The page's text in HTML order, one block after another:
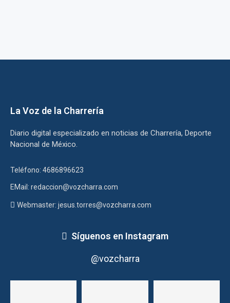
La Voz de la Charrería
Diario digital especializado en noticias de Charrería, Deporte
Nacional de México.
Teléfono: 4686896623
EMail: redaccion@vozcharra.com
Webmaster: jesus.torres@vozcharra.com
Síguenos en Instagram
@vozcharra